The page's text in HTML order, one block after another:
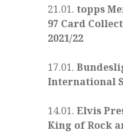
21.01.topps
97 Card
2021/22
17.01.
International
14.01.Elvis
King of Rock